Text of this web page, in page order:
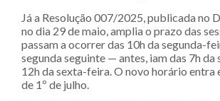
Já a Resolução 007/2025, publicada no
no dia 29 de maio, amplia o prazo das
passam a ocorrer das 10h da segunda-
segunda seguinte — antes, iam das 7h da
12h da sexta-feira. O novo horário entra
de 1º de julho.